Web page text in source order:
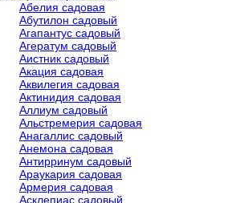
Абелия садовая
Абутилон садовый
Агапантус садовый
Агератум садовый
Аистник садовый
Акация садовая
Аквилегия садовая
Актинидия садовая
Аллиум садовый
Альстремерия садовая
Анагаллис садовый
Анемона садовая
Антирринум садовый
Араукария садовая
Армерия садовая
Асклепиас садовый